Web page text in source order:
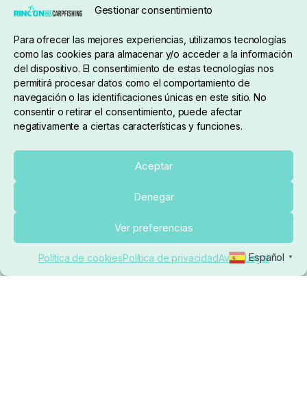
Gestionar consentimiento
Para ofrecer las mejores experiencias, utilizamos tecnologías
como las cookies para almacenar y/o acceder a la información
del dispositivo. El consentimiento de estas tecnologías nos
permitirá procesar datos como el comportamiento de
navegación o las identificaciones únicas en este sitio. No
consentir o retirar el consentimiento, puede afectar
negativamente a ciertas características y funciones.
Aceptar
Denegar
Ver preferencias
Política de cookiesPolítica de privacidadAviso Legal
Sobre nosotros
910 824 923
Lunes a Viernes de 10:00 a 14:00 horas y 17:00 a
Español ▼